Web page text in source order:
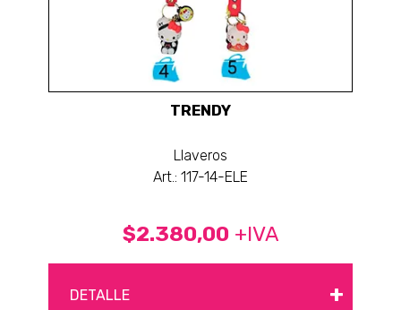
TRENDY
Llaveros
Art.: 117-14-ELE
$2.380,00 +IVA
DETALLE +